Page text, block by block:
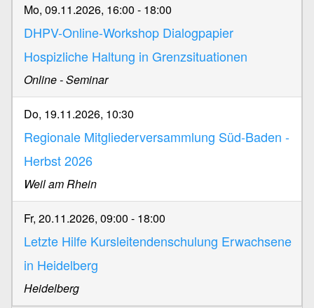
Mo, 09.11.2026, 16:00 - 18:00
DHPV-Online-Workshop Dialogpapier
Hospizliche Haltung in Grenzsituationen
Online - Seminar
Do, 19.11.2026, 10:30
Regionale Mitgliederversammlung Süd-Baden -
Herbst 2026
Weil am Rhein
Fr, 20.11.2026, 09:00 - 18:00
Letzte Hilfe Kursleitendenschulung Erwachsene
in Heidelberg
Heidelberg